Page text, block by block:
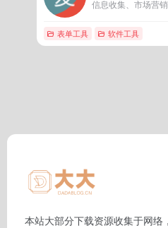
表单工具 软件工具
本站大部分下载资源收集于网